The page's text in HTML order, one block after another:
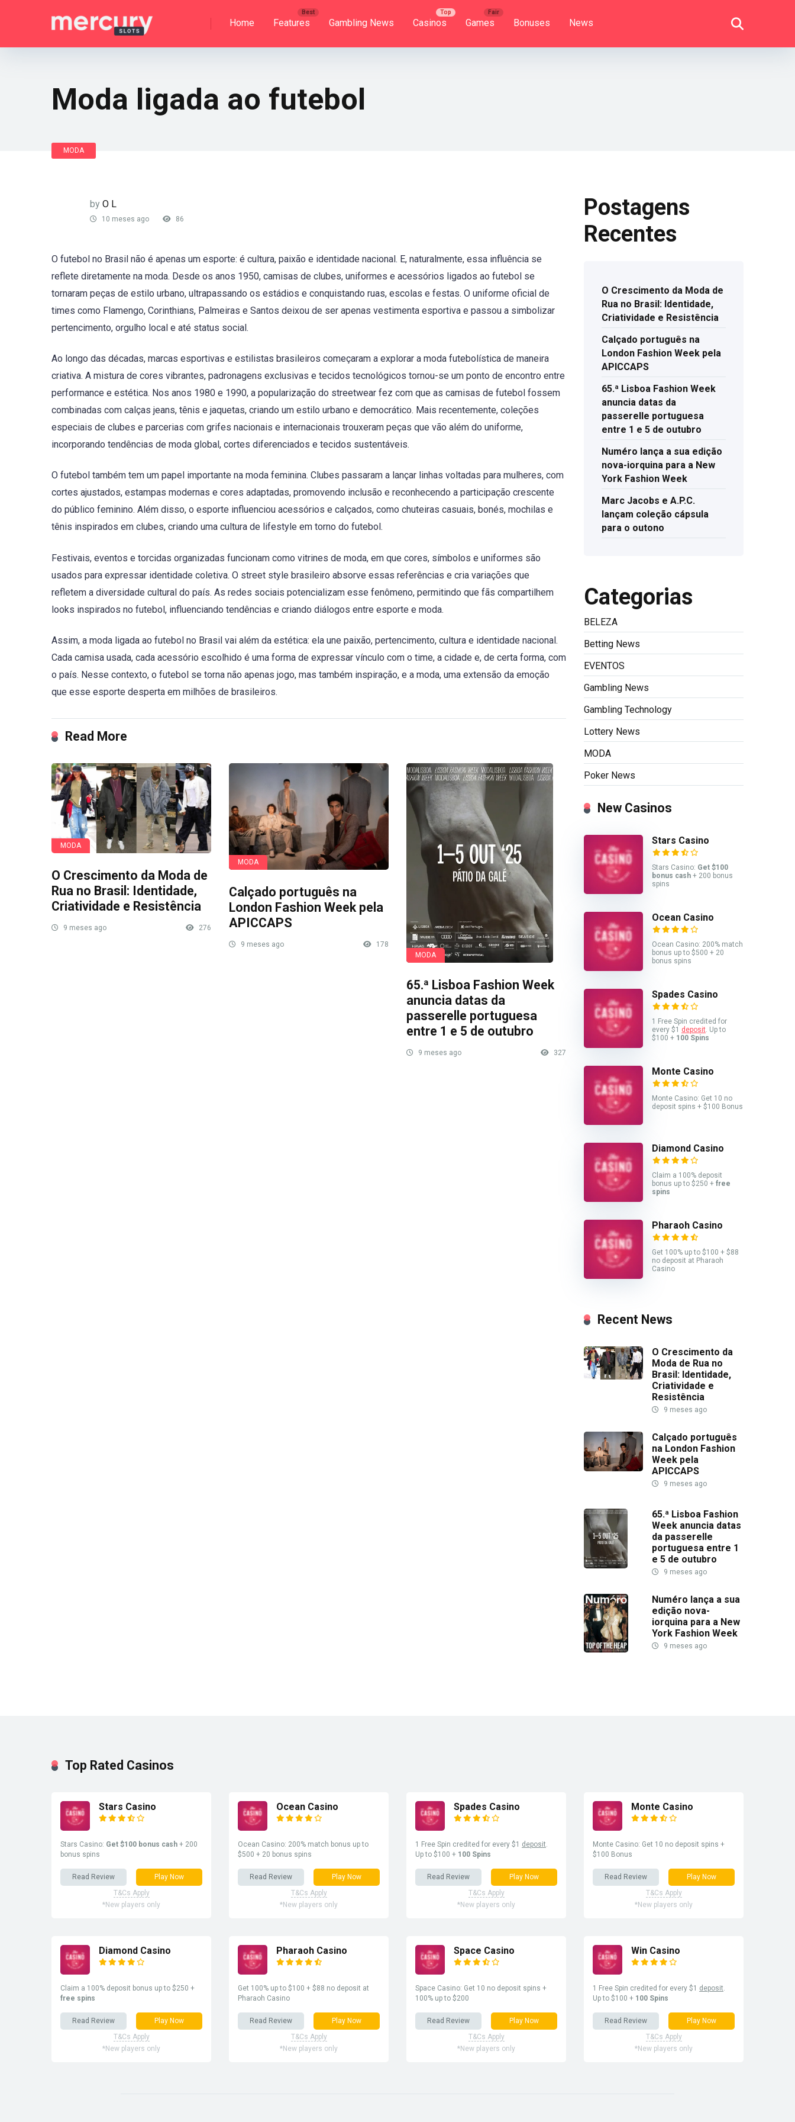
Home Features Gambling News Casinos Games Bonuses News
Moda ligada ao futebol
MODA
by O L
10 meses ago 86
O futebol no Brasil não é apenas um esporte: é cultura, paixão e identidade nacional. E, naturalmente, essa influência se
reflete diretamente na moda. Desde os anos 1950, camisas de clubes, uniformes e acessórios ligados ao futebol se
tornaram peças de estilo urbano, ultrapassando os estádios e conquistando ruas, escolas e festas. O uniforme oficial de
times como Flamengo, Corinthians, Palmeiras e Santos deixou de ser apenas vestimenta esportiva e passou a simbolizar
pertencimento, orgulho local e até status social.
Ao longo das décadas, marcas esportivas e estilistas brasileiros começaram a explorar a moda futebolística de maneira
criativa. A mistura de cores vibrantes, padronagens exclusivas e tecidos tecnológicos tornou-se um ponto de encontro entre
performance e estética. Nos anos 1980 e 1990, a popularização do streetwear fez com que as camisas de futebol fossem
combinadas com calças jeans, tênis e jaquetas, criando um estilo urbano e democrático. Mais recentemente, coleções
especiais de clubes e parcerias com grifes nacionais e internacionais trouxeram peças que vão além do uniforme,
incorporando tendências de moda global, cortes diferenciados e tecidos sustentáveis.
O futebol também tem um papel importante na moda feminina. Clubes passaram a lançar linhas voltadas para mulheres, com
cortes ajustados, estampas modernas e cores adaptadas, promovendo inclusão e reconhecendo a participação crescente
do público feminino. Além disso, o esporte influenciou acessórios e calçados, como chuteiras casuais, bonés, mochilas e
tênis inspirados em clubes, criando uma cultura de lifestyle em torno do futebol.
Festivais, eventos e torcidas organizadas funcionam como vitrines de moda, em que cores, símbolos e uniformes são
usados para expressar identidade coletiva. O street style brasileiro absorve essas referências e cria variações que
refletem a diversidade cultural do país. As redes sociais potencializam esse fenômeno, permitindo que fãs compartilhem
looks inspirados no futebol, influenciando tendências e criando diálogos entre esporte e moda.
Assim, a moda ligada ao futebol no Brasil vai além da estética: ela une paixão, pertencimento, cultura e identidade nacional.
Cada camisa usada, cada acessório escolhido é uma forma de expressar vínculo com o time, a cidade e, de certa forma, com
o país. Nesse contexto, o futebol se torna não apenas jogo, mas também inspiração, e a moda, uma extensão da emoção
que esse esporte desperta em milhões de brasileiros.
Read More
MODA
O Crescimento da Moda de
Rua no Brasil: Identidade,
Criatividade e Resistência
9 meses ago 276
MODA
Calçado português na
London Fashion Week pela
APICCAPS
9 meses ago
178
MODA
65.ª Lisboa Fashion Week
anuncia datas da
passerelle portuguesa
entre 1 e 5 de outubro
9 meses ago 327
Postagens
Recentes
O Crescimento da Moda de
Rua no Brasil: Identidade,
Criatividade e Resistência
Calçado português na
London Fashion Week pela
APICCAPS
65.ª Lisboa Fashion Week
anuncia datas da
passerelle portuguesa
entre 1 e 5 de outubro
Numéro lança a sua edição
nova-iorquina para a New
York Fashion Week
Marc Jacobs e A.P.C.
lançam coleção cápsula
para o outono
Categorias
BELEZA
Betting News
EVENTOS
Gambling News
Gambling Technology
Lottery News
MODA
Poker News
New Casinos
Stars Casino
Stars Casino: Get $100
bonus cash + 200 bonus
spins
Ocean Casino
Ocean Casino: 200% match
bonus up to $500 + 20
bonus spins
Spades Casino
1 Free Spin credited for
every $1 deposit. Up to
$100 + 100 Spins
Monte Casino
Monte Casino: Get 10 no
deposit spins + $100 Bonus
Diamond Casino
Claim a 100% deposit
bonus up to $250 + free
spins
Pharaoh Casino
Get 100% up to $100 + $88
no deposit at Pharaoh
Casino
Recent News
O Crescimento da
Moda de Rua no
Brasil: Identidade,
Criatividade e
Resistência
9 meses ago
Calçado português
na London Fashion
Week pela
APICCAPS
9 meses ago
65.ª Lisboa Fashion
Week anuncia datas
da passerelle
portuguesa entre 1
e 5 de outubro
9 meses ago
Numéro lança a sua
edição nova-
iorquina para a New
York Fashion Week
9 meses ago
Top Rated Casinos
Stars Casino
Stars Casino: Get $100 bonus cash + 200
bonus spins
Read Review
Play Now
T&Cs Apply
*New players only
Ocean Casino
Ocean Casino: 200% match bonus up to
$500 + 20 bonus spins
Read Review
Play Now
T&Cs Apply
*New players only
Spades Casino
1 Free Spin credited for every $1 deposit
Up to $100 + 100 Spins
Read Review
Play Now
T&Cs Apply
*New players only
Monte Casino
Monte Casino: Get 10 no deposit spins +
$100 Bonus
Read Review
Play Now
T&Cs Apply
*New players only
Diamond Casino
Claim a 100% deposit bonus up to $250 +
free spins
Read Review
Play Now
T&Cs Apply
*New players only
Pharaoh Casino
Get 100% up to $100 + $88 no deposit at
Pharaoh Casino
Read Review
Play Now
T&Cs Apply
*New players only
Space Casino
Space Casino: Get 10 no deposit spins +
100% up to $200
Read Review
Play Now
T&Cs Apply
*New players only
Win Casino
1 Free Spin credited for every $1 deposit
Up to $100 + 100 Spins
Read Review
Play Now
T&Cs Apply
*New players only